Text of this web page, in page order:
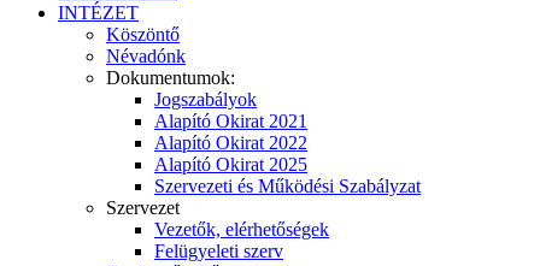
INTÉZET
Köszöntő
Névadónk
Dokumentumok:
Jogszabályok
Alapító Okirat 2021
Alapító Okirat 2022
Alapító Okirat 2025
Szervezeti és Működési Szabályzat
Szervezet
Vezetők, elérhetőségek
Felügyeleti szerv